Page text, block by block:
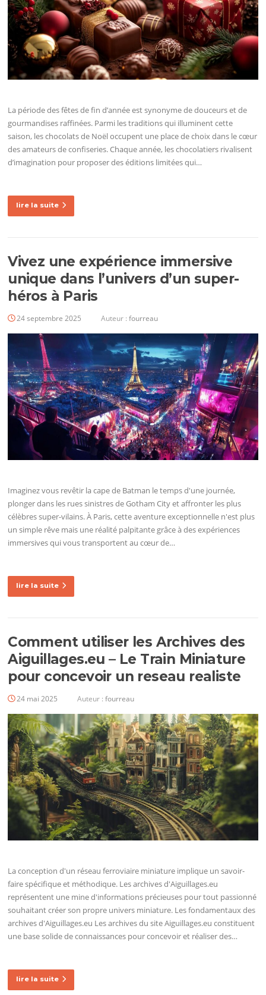
La période des fêtes de fin d’année est synonyme de douceurs et de
gourmandises raffinées. Parmi les traditions qui illuminent cette
saison, les chocolats de Noël occupent une place de choix dans le cœur
des amateurs de confiseries. Chaque année, les chocolatiers rivalisent
d’imagination pour proposer des éditions limitées qui…
lire la suite
Vivez une expérience immersive
unique dans l’univers d’un super-
héros à Paris
24 septembre 2025 Auteur :fourreau
Imaginez vous revêtir la cape de Batman le temps d'une journée,
plonger dans les rues sinistres de Gotham City et affronter les plus
célèbres super-vilains. À Paris, cette aventure exceptionnelle n'est plus
un simple rêve mais une réalité palpitante grâce à des expériences
immersives qui vous transportent au cœur de…
lire la suite
Comment utiliser les Archives des
Aiguillages.eu – Le Train Miniature
pour concevoir un reseau realiste
24 mai 2025 Auteur :fourreau
La conception d'un réseau ferroviaire miniature implique un savoir-
faire spécifique et méthodique. Les archives d'Aiguillages.eu
représentent une mine d'informations précieuses pour tout passionné
souhaitant créer son propre univers miniature. Les fondamentaux des
archives d'Aiguillages.eu Les archives du site Aiguillages.eu constituent
une base solide de connaissances pour concevoir et réaliser des…
lire la suite